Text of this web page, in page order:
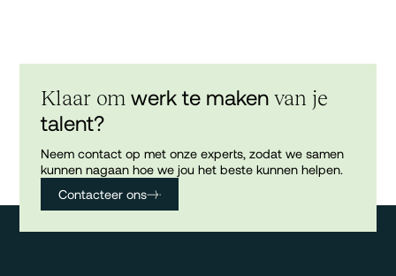
Klaar om werk te makenvan je
talent?
Neem contact op met onze experts, zodat we samen
kunnen nagaan hoe we jou het beste kunnen helpen.
Contacteer ons